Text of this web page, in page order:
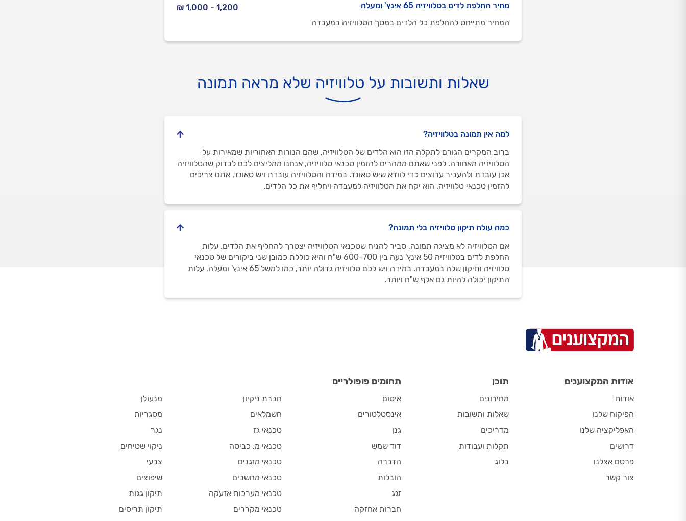
מחיר החלפת לדים בטלוויזיה 65 אינץ' ומעלה
1,200 - 1,000 ₪
המחיר מתייחס להחלפת כל הלדים במסך הטלוויזיה במעבדה
שאלות ותשובות על טלוויזיה שלא מראה תמונה
למה אין תמונה בטלוויזיה?
ברוב המקרים הגורם לתקלה הזו הוא הלדים של הטלוויזיה, שהם הנורות האחוריות שמאירות על
הטלוויזיה מאחורה. לפני שאתם ממהרים להזמין טכנאי טלוויזיה, אנחנו ממליצים לכם לבדוק שהטלוויזיה
אכן עובדת ולהעביר ערוצים כדי לוודא שיש סאונד. במידה והטלוויזיה עובדת ויש סאונד, אתם צריכים
להזמין טכנאי טלוויזיה. הוא יקח את הטלוויזיה למעבדה ויחליף את כל הלדים.
כמה עולה תיקון טלוויזיה בלי תמונה?
אם הטלוויזיה לא מציגה תמונה, סביר להניח שטכנאי הטלוויזיה יצטרך להחליף את הלדים. עלות
החלפת לדים בטלוויזיה 50 אינץ' נעה בין 600-700 ש"ח והיא כוללת כמובן שני ביקורים של טכנאי
טלוויזיה ותיקון שלה במעבדה. במידה ויש לכם טלוויזיה גדולה יותר, כמו למשל 65 אינץ' ומעלה, עלות
התיקון יכולה להיות גם אלף ש"ח ויותר.
אודות המקצוענים
אודות
הפיקוח שלנו
האפליקציה שלנו
דרושים
פרסם אצלנו
צור קשר
תוכן
מחירונים
שאלות ותשובות
מדריכים
תקלות ועבודות
בלוג
תחומים פופולריים
איטום
אינסטלטורים
גנן
דוד שמש
הדברה
הובלות
זגג
חברות אחזקה
חברת ניקיון
חשמלאים
טכנאי גז
טכנאי מ. כביסה
טכנאי מזגנים
טכנאי מחשבים
טכנאי מערכות אזעקה
טכנאי מקררים
מנעולן
מסגריות
נגר
ניקוי שטיחים
צבעי
שיפוצים
תיקון גגות
תיקון תריסים